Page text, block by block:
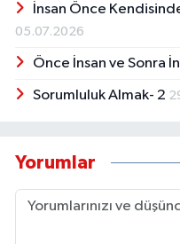
İnsan Önce
05.07.2026
Önce İnsan ve Sonra
Sorumluluk Almak- 2
Yorumlar